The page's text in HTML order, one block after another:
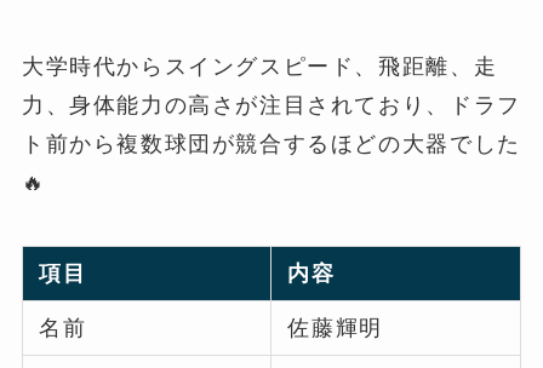
大学時代からスイングスピード、飛距離、走
力、身体能力の高さが注目されており、ドラフ
ト前から複数球団が競合するほどの大器でした
🔥
項目 内容
名前 佐藤輝明